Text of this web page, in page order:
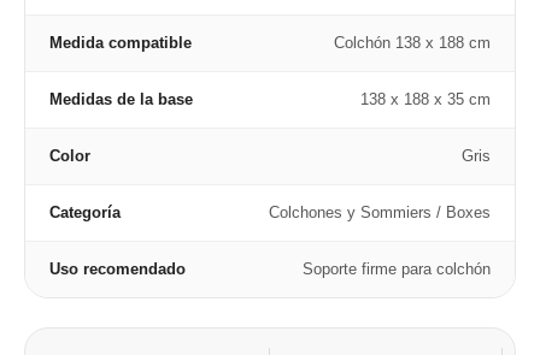
Medida compatible Colchón 138 x 188 cm
Medidas de la base 138 x 188 x 35 cm
Color Gris
Categoría Colchones y Sommiers / Boxes
Uso recomendado Soporte firme para colchón